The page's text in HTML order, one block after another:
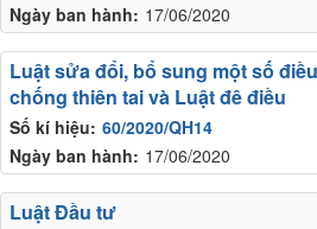
Ngày ban hành: 17/06/2020
Số kí hiệu: 60/2020/QH14
Ngày ban hành: 17/06/2020
Luật sửa đổi, bổ sung một số
chống thiên tai và Luật đê điều
Luật Đầu tư